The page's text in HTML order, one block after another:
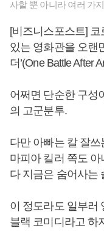
사할 뿐 아니라 여러 가
[비즈니스포스트]
있는 영화관을 오랜
더’(One Battle After
어쩌면 단순한 구성
의 고군분투.
다만 아빠는 칼 잘
마피아 킬러 쪽도 아
다 지금은 숨어사는
이 정도라도 일부러
블랙 코미디라고 하